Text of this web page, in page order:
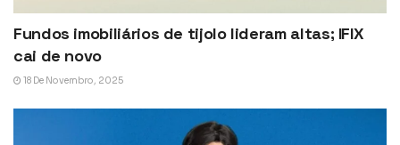
Fundos imobiliários de tijolo lideram altas; IFIX
cai de novo
18 De Novembro, 2025